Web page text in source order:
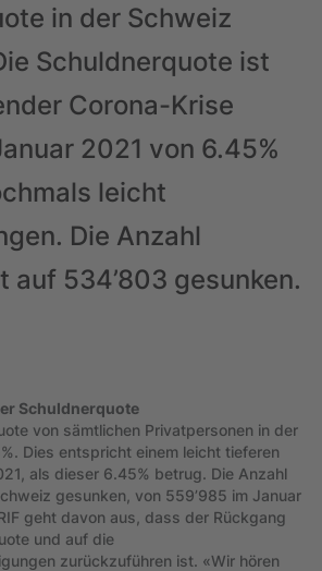
in der Schweiz
Schuldnerquote ist
Corona-Krise
2021 von 6.45%
leicht
Die Anzahl
auf 534’803 gesunken.
Schuldnerquote
von sämtlichen Privatpersonen in der
Dies entspricht einem leicht tieferen
als dieser 6.45% betrug. Die Anzahl
gesunken, von 559’985 im Januar
geht davon aus, dass der Rückgang
und auf die
zurückzuführen ist. «Wir hören